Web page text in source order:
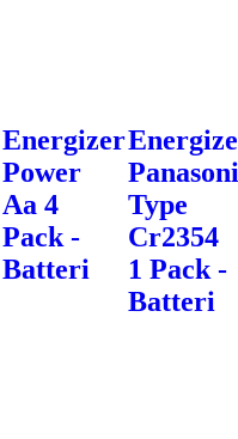
Energizer
Power
Aa 4
Pack -
Batteri
Type
Cr2354
1 Pack -
Batteri